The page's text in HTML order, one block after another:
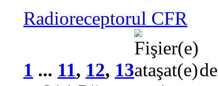
Radioreceptorul CFR
1 ... 11, 12, 13